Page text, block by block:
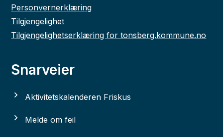
Personvernerklæring
Tilgjengelighet
Tilgjengelighetserklæring for tonsberg.kommune.no
Snarveier
Aktivitetskalenderen Friskus
Melde om feil